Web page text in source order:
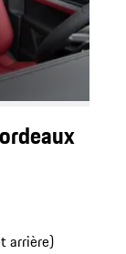
arrière)